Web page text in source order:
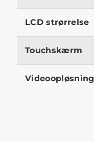
LCD strørrelse
Touchskærm
Videoopløsning